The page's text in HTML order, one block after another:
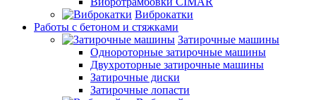
Виброкатки
Работы с бетоном и стяжками
Затирочные машины
Однороторные затирочные машины
Двухроторные затирочные машины
Затирочные диски
Затирочные лопасти